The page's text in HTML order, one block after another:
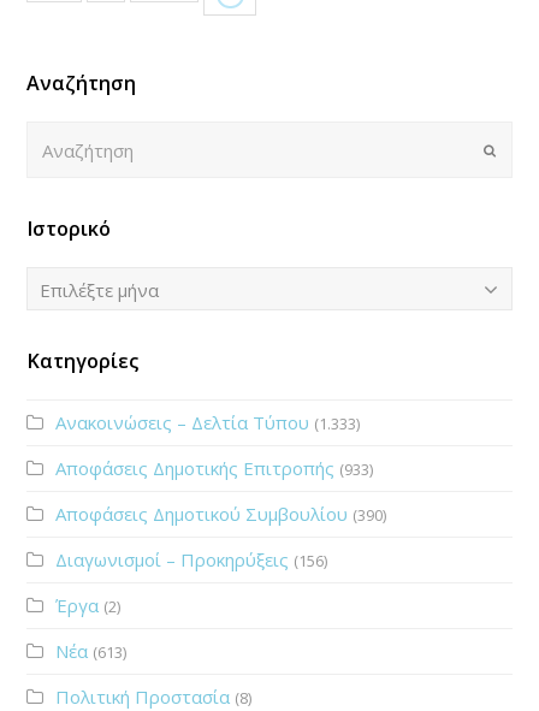
Αναζήτηση
Submit
Ιστορικό
Ιστορικό
Επιλέξτε μήνα
Κατηγορίες
Ανακοινώσεις – Δελτία Τύπου (1.333)
Αποφάσεις Δημοτικής Επιτροπής (933)
Αποφάσεις Δημοτικού Συμβουλίου (390)
Διαγωνισμοί – Προκηρύξεις (156)
Έργα (2)
Νέα (613)
Πολιτική Προστασία (8)